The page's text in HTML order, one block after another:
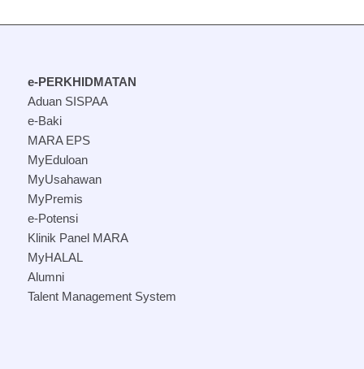
e-PERKHIDMATAN
Aduan SISPAA
e-Baki
MARA EPS
MyEduloan
MyUsahawan
MyPremis
e-Potensi
Klinik Panel MARA
MyHALAL
Alumni
Talent Management System